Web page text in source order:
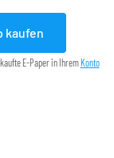
kaufen
E-Paper in Ihrem Konto